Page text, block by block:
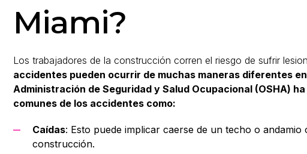
Miami?
Los trabajadores de la construcción corren el riesgo de sufrir
accidentes pueden ocurrir de muchas maneras diferentes
Administración de Seguridad y Salud Ocupacional (OSHA)
comunes de los accidentes como:
Caídas: Esto puede implicar caerse de un techo o
construcción.